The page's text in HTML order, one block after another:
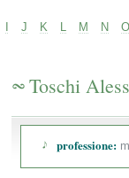
J K L M N O
Toschi
professione: